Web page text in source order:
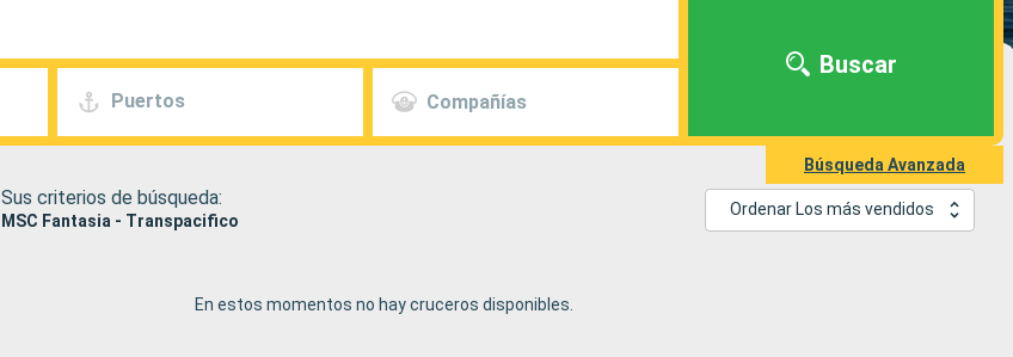
Puertos Compañías
Buscar
Búsqueda Avanzada
Sus criterios de búsqueda:
MSC Fantasia - Transpacifico
Ordenar Los más vendidos
En estos momentos no hay cruceros disponibles.